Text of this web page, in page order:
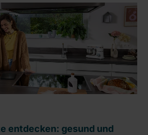
entdecken: gesund und